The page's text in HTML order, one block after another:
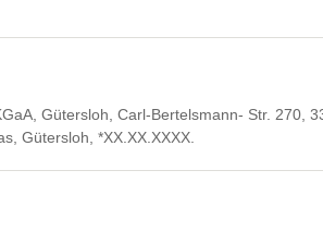
Gütersloh, Carl-Bertelsmann- Str. 270,
Gütersloh, *XX.XX.XXXX.